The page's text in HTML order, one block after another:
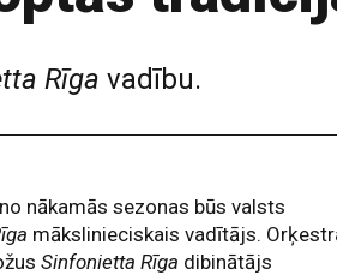
Rīga vadību.
nākamās sezonas būs valsts
mākslinieciskais vadītājs.
Sinfonietta Rīga dibinātājs